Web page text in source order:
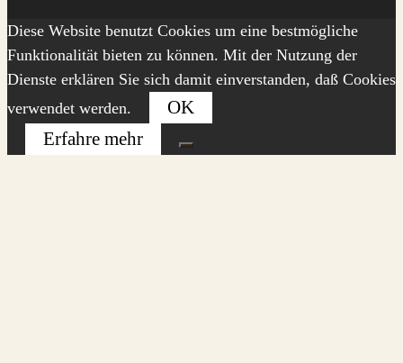
Diese Website benutzt Cookies um eine bestmögliche
Funktionalität bieten zu können. Mit der Nutzung der
Dienste erklären Sie sich damit einverstanden, daß Cookies
verwendet werden.
OK
Erfahre mehr